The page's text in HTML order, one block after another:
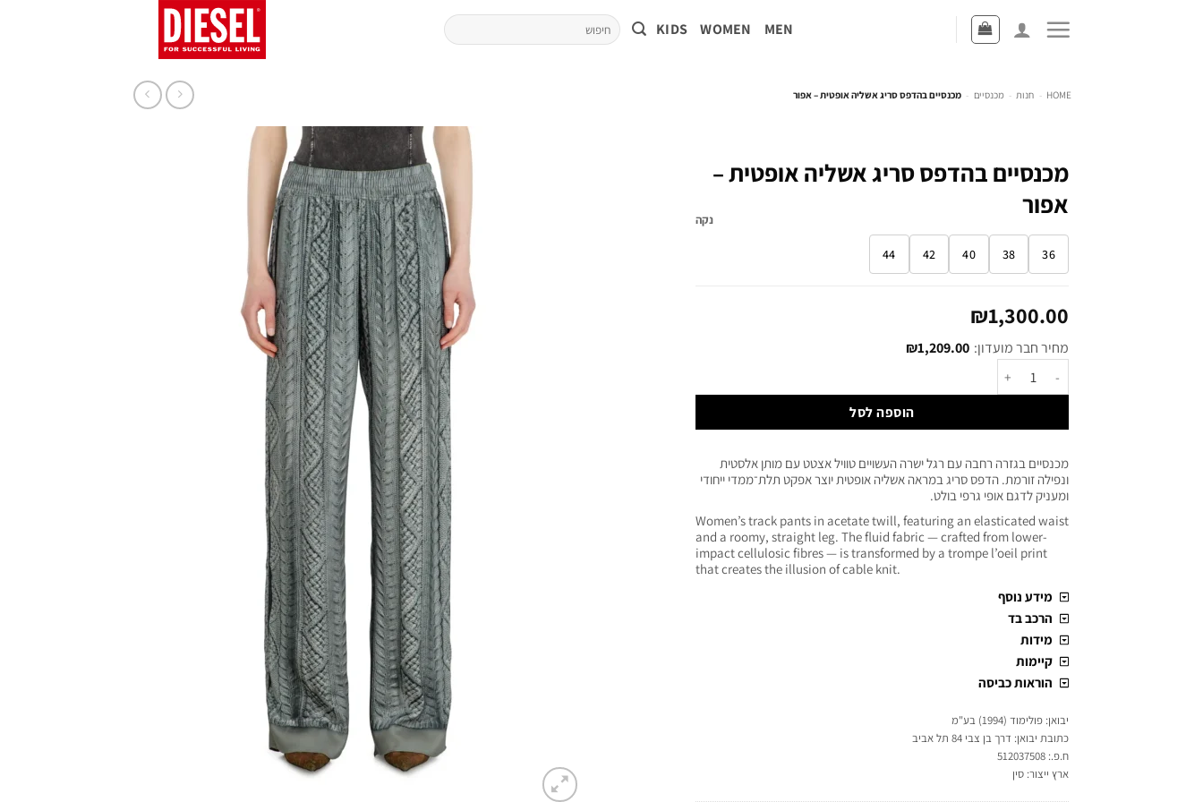
MEN
WOMEN
KIDS
HOME
- חנות - מכנסיים - מכנסיים בהדפס סריג אשליה אופטית – אפור
מכנסיים בהדפס סריג אשליה אופטית –
אפור
36
38
40
42
44
נקה
₪1,300.00
מחיר חבר מועדון: ₪1,209.00
הוספה לסל
מכנסיים בגזרה רחבה עם רגל ישרה העשויים טוויל אצטט עם מותן אלסטית
ונפילה זורמת. הדפס סריג במראה אשליה אופטית יוצר אפקט תלת־ממדי ייחודי
ומעניק לדגם אופי גרפי בולט.
Women’s track pants in acetate twill, featuring an elasticated waist
and a roomy, straight leg. The fluid fabric — crafted from lower-
impact cellulosic fibres — is transformed by a trompe l’oeil print
that creates the illusion of cable knit.
מידע נוסף
הרכב בד
מידות
קיימות
הוראות כביסה
יבואן: פולימוד (1994) בע"מ
כתובת יבואן: דרך בן צבי 84 תל אביב
ח.פ.: 512037508
ארץ ייצור: סין